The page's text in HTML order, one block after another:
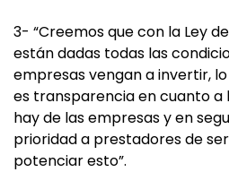
3- “Creemos que con la Ley
están dadas todas las
empresas vengan a invertir,
es transparencia en cuanto
hay de las empresas y en
prioridad a prestadores de
potenciar esto”.